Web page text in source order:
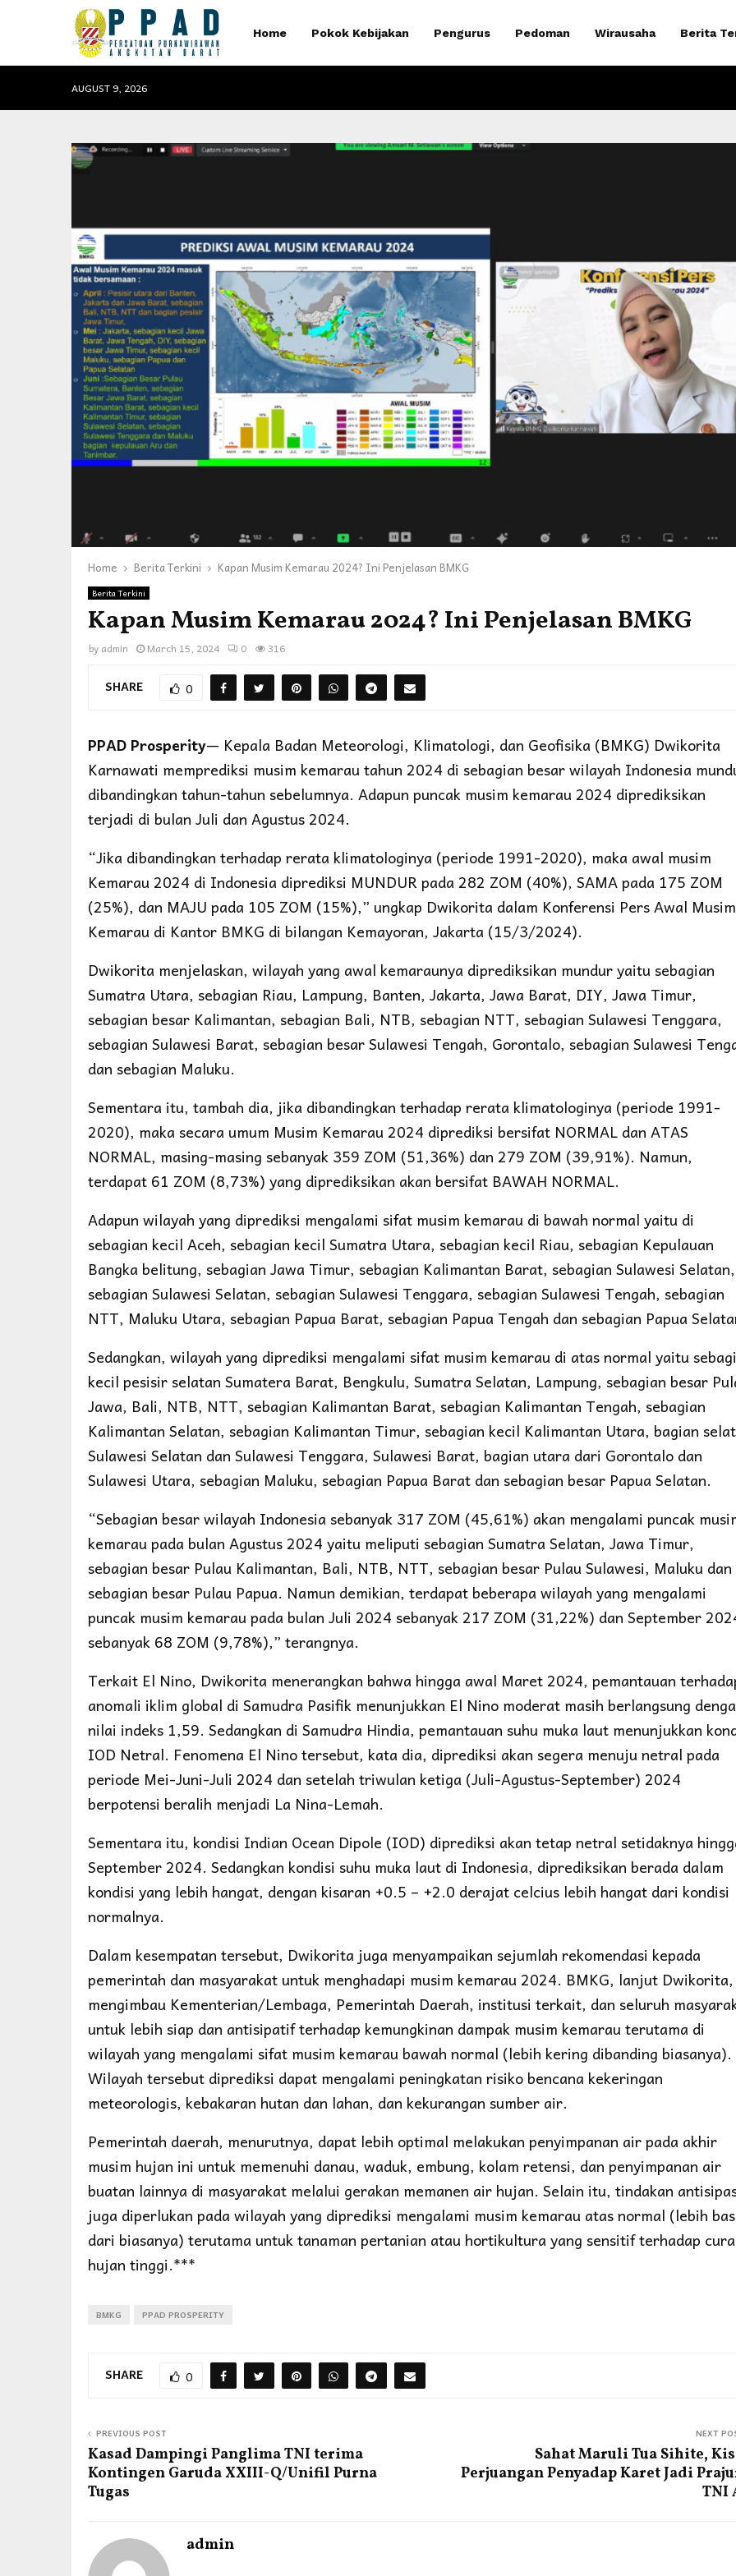
Home Pokok Kebijakan Pengurus Pedoman Wirausaha Berita
AUGUST 9, 2026
Home Berita Terkini Kapan Musim Kemarau 2024? Ini Penjelasan BMKG
Berita Terkini
Kapan Musim Kemarau 2024? Ini Penjelasan BMKG
by admin March 15, 2024 0 316
SHARE 0
PPAD Prosperity— Kepala Badan Meteorologi, Klimatologi, dan Geofisika (BMKG) Dwikorita
Karnawati memprediksi musim kemarau tahun 2024 di sebagian besar wilayah Indonesia
dibandingkan tahun-tahun sebelumnya. Adapun puncak musim kemarau 2024 diprediksikan
terjadi di bulan Juli dan Agustus 2024.
“Jika dibandingkan terhadap rerata klimatologinya (periode 1991-2020), maka awal musim
Kemarau 2024 di Indonesia diprediksi MUNDUR pada 282 ZOM (40%), SAMA pada 175 ZOM
(25%), dan MAJU pada 105 ZOM (15%),” ungkap Dwikorita dalam Konferensi Pers Awal Musim
Kemarau di Kantor BMKG di bilangan Kemayoran, Jakarta (15/3/2024).
Dwikorita menjelaskan, wilayah yang awal kemaraunya diprediksikan mundur yaitu sebagian
Sumatra Utara, sebagian Riau, Lampung, Banten, Jakarta, Jawa Barat, DIY, Jawa Timur,
sebagian besar Kalimantan, sebagian Bali, NTB, sebagian NTT, sebagian Sulawesi Tenggara,
sebagian Sulawesi Barat, sebagian besar Sulawesi Tengah, Gorontalo, sebagian Sulawesi
dan sebagian Maluku.
Sementara itu, tambah dia, jika dibandingkan terhadap rerata klimatologinya (periode 1991-
2020), maka secara umum Musim Kemarau 2024 diprediksi bersifat NORMAL dan ATAS
NORMAL, masing-masing sebanyak 359 ZOM (51,36%) dan 279 ZOM (39,91%). Namun,
terdapat 61 ZOM (8,73%) yang diprediksikan akan bersifat BAWAH NORMAL.
Adapun wilayah yang diprediksi mengalami sifat musim kemarau di bawah normal yaitu di
sebagian kecil Aceh, sebagian kecil Sumatra Utara, sebagian kecil Riau, sebagian Kepulauan
Bangka belitung, sebagian Jawa Timur, sebagian Kalimantan Barat, sebagian Sulawesi Selatan,
sebagian Sulawesi Selatan, sebagian Sulawesi Tenggara, sebagian Sulawesi Tengah, sebagian
NTT, Maluku Utara, sebagian Papua Barat, sebagian Papua Tengah dan sebagian Papua
Sedangkan, wilayah yang diprediksi mengalami sifat musim kemarau di atas normal yaitu
kecil pesisir selatan Sumatera Barat, Bengkulu, Sumatra Selatan, Lampung, sebagian besar
Jawa, Bali, NTB, NTT, sebagian Kalimantan Barat, sebagian Kalimantan Tengah, sebagian
Kalimantan Selatan, sebagian Kalimantan Timur, sebagian kecil Kalimantan Utara, bagian
Sulawesi Selatan dan Sulawesi Tenggara, Sulawesi Barat, bagian utara dari Gorontalo dan
Sulawesi Utara, sebagian Maluku, sebagian Papua Barat dan sebagian besar Papua Selatan.
“Sebagian besar wilayah Indonesia sebanyak 317 ZOM (45,61%) akan mengalami puncak
kemarau pada bulan Agustus 2024 yaitu meliputi sebagian Sumatra Selatan, Jawa Timur,
sebagian besar Pulau Kalimantan, Bali, NTB, NTT, sebagian besar Pulau Sulawesi, Maluku dan
sebagian besar Pulau Papua. Namun demikian, terdapat beberapa wilayah yang mengalami
puncak musim kemarau pada bulan Juli 2024 sebanyak 217 ZOM (31,22%) dan September
sebanyak 68 ZOM (9,78%),” terangnya.
Terkait El Nino, Dwikorita menerangkan bahwa hingga awal Maret 2024, pemantauan
anomali iklim global di Samudra Pasifik menunjukkan El Nino moderat masih berlangsung
nilai indeks 1,59. Sedangkan di Samudra Hindia, pemantauan suhu muka laut menunjukkan
IOD Netral. Fenomena El Nino tersebut, kata dia, diprediksi akan segera menuju netral pada
periode Mei-Juni-Juli 2024 dan setelah triwulan ketiga (Juli-Agustus-September) 2024
berpotensi beralih menjadi La Nina-Lemah.
Sementara itu, kondisi Indian Ocean Dipole (IOD) diprediksi akan tetap netral setidaknya
September 2024. Sedangkan kondisi suhu muka laut di Indonesia, diprediksikan berada dalam
kondisi yang lebih hangat, dengan kisaran +0.5 – +2.0 derajat celcius lebih hangat dari kondisi
normalnya.
Dalam kesempatan tersebut, Dwikorita juga menyampaikan sejumlah rekomendasi kepada
pemerintah dan masyarakat untuk menghadapi musim kemarau 2024. BMKG, lanjut Dwikorita,
mengimbau Kementerian/Lembaga, Pemerintah Daerah, institusi terkait, dan seluruh
untuk lebih siap dan antisipatif terhadap kemungkinan dampak musim kemarau terutama di
wilayah yang mengalami sifat musim kemarau bawah normal (lebih kering dibanding biasanya).
Wilayah tersebut diprediksi dapat mengalami peningkatan risiko bencana kekeringan
meteorologis, kebakaran hutan dan lahan, dan kekurangan sumber air.
Pemerintah daerah, menurutnya, dapat lebih optimal melakukan penyimpanan air pada akhir
musim hujan ini untuk memenuhi danau, waduk, embung, kolam retensi, dan penyimpanan air
buatan lainnya di masyarakat melalui gerakan memanen air hujan. Selain itu, tindakan
juga diperlukan pada wilayah yang diprediksi mengalami musim kemarau atas normal (lebih
dari biasanya) terutama untuk tanaman pertanian atau hortikultura yang sensitif terhadap
hujan tinggi.***
BMKG PPAD PROSPERITY
SHARE 0
PREVIOUS POST
Kasad Dampingi Panglima TNI terima
Kontingen Garuda XXIII-Q/Unifil Purna
Tugas
NEXT
Sahat Maruli Tua Sihite,
Perjuangan Penyadap Karet Jadi
TNI
admin